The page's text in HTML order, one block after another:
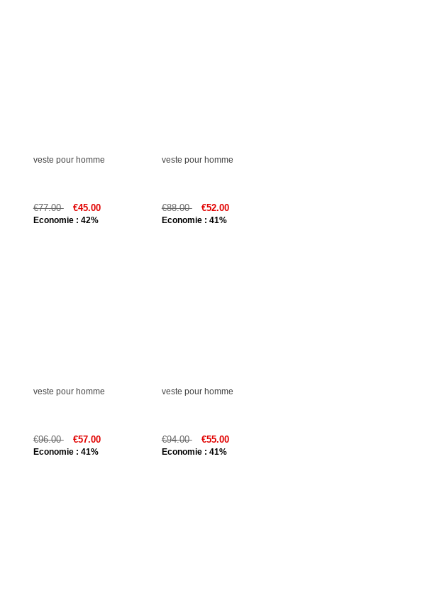
veste pour homme
€77.00 €45.00
Economie : 42%
veste pour homme
€88.00 €52.00
Economie : 41%
veste pour homme
€96.00 €57.00
Economie : 41%
veste pour homme
€94.00 €55.00
Economie : 41%